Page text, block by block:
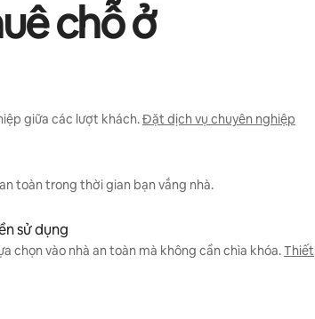
chỗ ở
giữa các lượt khách.Đặt dịch vụ chuyên nghiệp
toàn trong thời gian bạn vắng nhà.
sử dụng
chọn vào nhà an toàn mà không cần chìa khóa.Thiết